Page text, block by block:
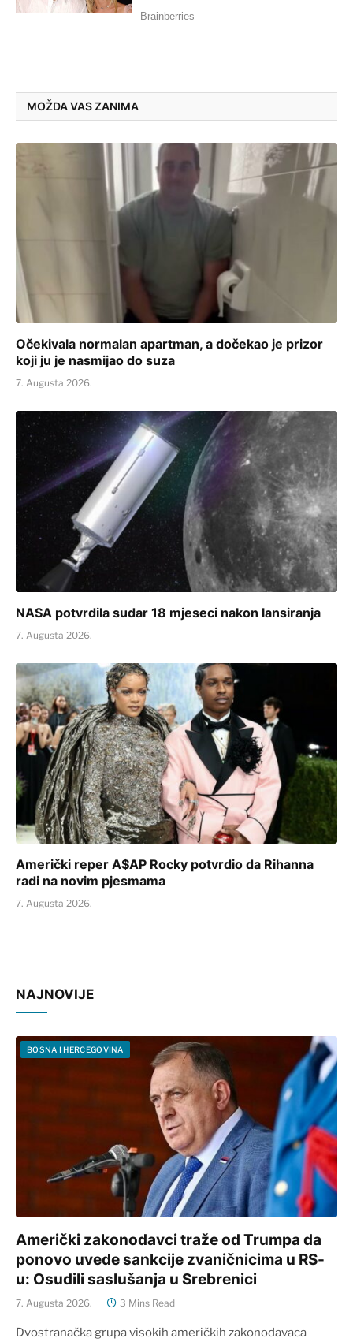
MOŽDA VAS ZANIMA
Očekivala normalan apartman, a dočekao je prizor
koji ju je nasmijao do suza
7. Augusta 2026.
NASA potvrdila sudar 18 mjeseci nakon lansiranja
7. Augusta 2026.
Američki reper A$AP Rocky potvrdio da Rihanna
radi na novim pjesmama
7. Augusta 2026.
NAJNOVIJE
BOSNA I HERCEGOVINA
Američki zakonodavci traže od Trumpa da
ponovo uvede sankcije zvaničnicima u RS-
u: Osudili saslušanja u Srebrenici
7. Augusta 2026. 3 Mins Read
Dvostranačka grupa visokih američkih zakonodavaca